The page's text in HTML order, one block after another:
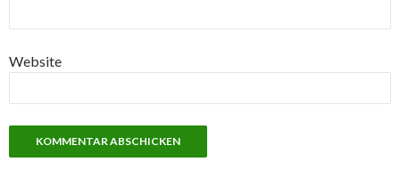
Website